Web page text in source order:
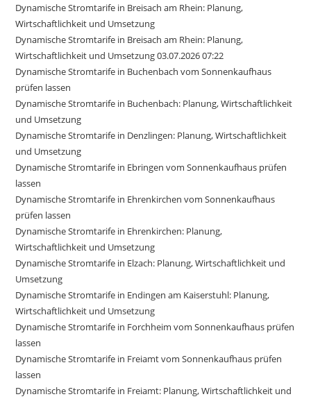
Dynamische Stromtarife in Breisach am Rhein: Planung,
Wirtschaftlichkeit und Umsetzung
Dynamische Stromtarife in Breisach am Rhein: Planung,
Wirtschaftlichkeit und Umsetzung 03.07.2026 07:22
Dynamische Stromtarife in Buchenbach vom Sonnenkaufhaus
prüfen lassen
Dynamische Stromtarife in Buchenbach: Planung, Wirtschaftlichkeit
und Umsetzung
Dynamische Stromtarife in Denzlingen: Planung, Wirtschaftlichkeit
und Umsetzung
Dynamische Stromtarife in Ebringen vom Sonnenkaufhaus prüfen
lassen
Dynamische Stromtarife in Ehrenkirchen vom Sonnenkaufhaus
prüfen lassen
Dynamische Stromtarife in Ehrenkirchen: Planung,
Wirtschaftlichkeit und Umsetzung
Dynamische Stromtarife in Elzach: Planung, Wirtschaftlichkeit und
Umsetzung
Dynamische Stromtarife in Endingen am Kaiserstuhl: Planung,
Wirtschaftlichkeit und Umsetzung
Dynamische Stromtarife in Forchheim vom Sonnenkaufhaus prüfen
lassen
Dynamische Stromtarife in Freiamt vom Sonnenkaufhaus prüfen
lassen
Dynamische Stromtarife in Freiamt: Planung, Wirtschaftlichkeit und